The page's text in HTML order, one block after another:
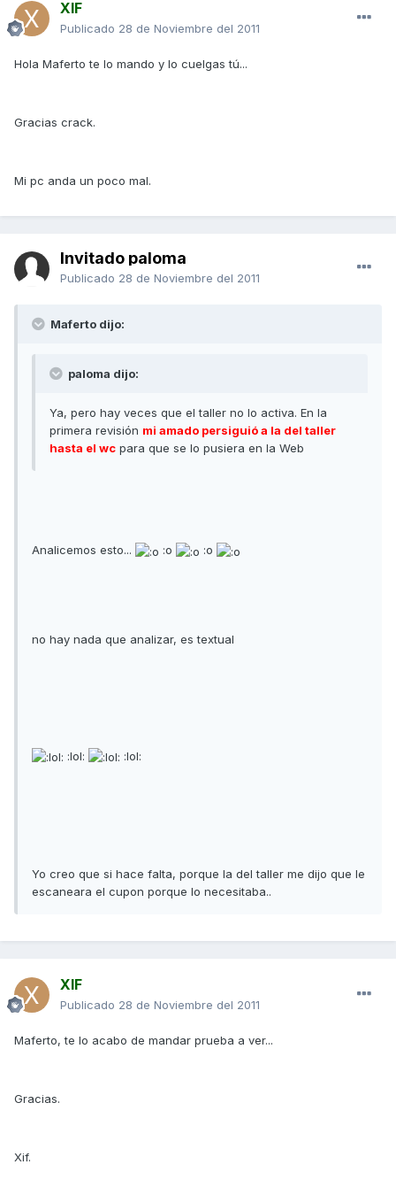
XIF
Publicado 28 de Noviembre del 2011
Hola Maferto te lo mando y lo cuelgas tú...
Gracias crack.
Mi pc anda un poco mal.
Invitado paloma
Publicado 28 de Noviembre del 2011
Maferto dijo:
paloma dijo:
Ya, pero hay veces que el taller no lo activa. En la
primera revisión mi amado persiguió a la del taller
hasta el wc para que se lo pusiera en la Web
Analicemos esto... :o :o
no hay nada que analizar, es textual
:lol: :lol:
Yo creo que si hace falta, porque la del taller me dijo que le
escaneara el cupon porque lo necesitaba..
XIF
Publicado 28 de Noviembre del 2011
Maferto, te lo acabo de mandar prueba a ver...
Gracias.
Xif.